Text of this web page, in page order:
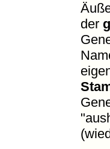
der